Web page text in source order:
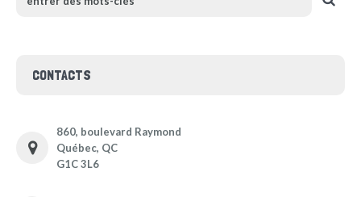
CONTACTS
860, boulevard Raymond
Québec, QC
G1C 3L6